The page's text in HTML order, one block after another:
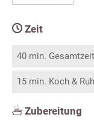
Zeit
40 min. Gesamtzeit
15 min. Koch &
Zubereitung